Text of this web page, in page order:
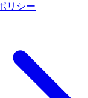
リシー